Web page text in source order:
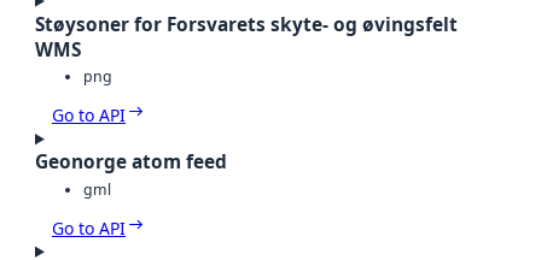
Støysoner for Forsvarets skyte- og øvingsfelt
WMS
png
Go to API
Geonorge atom feed
gml
Go to API